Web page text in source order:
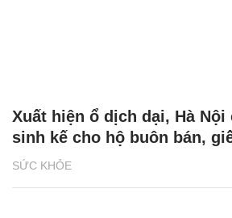
SỨC KHỎE
Xuất hiện ổ dịch dại, Hà Nội
sinh kế cho hộ buôn bán,